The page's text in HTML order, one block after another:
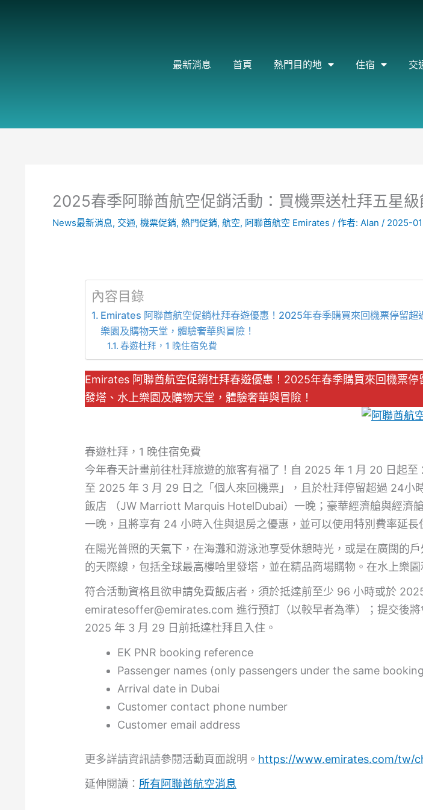
最新消息 首頁 熱門目的地 住宿 交
2025春季阿聯酋航空促銷活動：買機票送杜拜五星
News最新消息, 交通, 機票促銷, 熱門促銷, 航空, 阿聯酋航空 Emirates / 作者: Alan / 2025-
內容目錄
Emirates 阿聯酋航空促銷杜拜春遊優惠！2025年春季購買來回機票停留
樂園及購物天堂，體驗奢華與冒險！
春遊杜拜，1 晚住宿免費
Emirates 阿聯酋航空促銷杜拜春遊優惠！2025年春季購買來回機票
發塔、水上樂園及購物天堂，體驗奢華與冒險！
春遊杜拜，1 晚住宿免費
今年春天計畫前往杜拜旅遊的旅客有福了！自 2025 年 1 月 20 日起
至 2025 年 3 月 29 日之「個人來回機票」，且於杜拜停留超過 24小
飯店 （JW Marriott Marquis HotelDubai）一晚；豪華經濟艙與經濟
一晚，且將享有 24 小時入住與退房之優惠，並可以使用特別費率延長
在陽光普照的天氣下，在海灘和游泳池享受休憩時光，或是在廣闊的
的天際線，包括全球最高樓哈里發塔，並在精品商場購物。在水上樂
符合活動資格且欲申請免費飯店者，須於抵達前至少 96 小時或於
emiratesoffer@emirates.com 進行預訂（以較早者為準）；提交後
2025 年 3 月 29 日前抵達杜拜且入住。
EK PNR booking reference
Passenger names (only passengers under the same
Arrival date in Dubai
Customer contact phone number
Customer email address
更多詳請資訊請參閱活動頁面說明。 https://www.emirates.com/tw/
延伸閱讀： 所有阿聯酋航空消息